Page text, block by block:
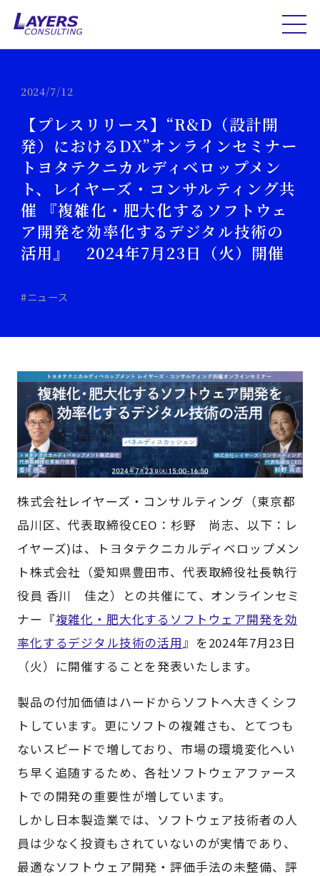
2024/7/12
【プレスリリース】“R&D（設計開
発）におけるDX”オンラインセミナー
トヨタテクニカルディベロップメン
ト、レイヤーズ・コンサルティング共
催 『複雑化・肥大化するソフトウェ
ア開発を効率化するデジタル技術の
活用』 2024年7月23日（火）開催
#ニュース
株式会社レイヤーズ・コンサルティング（東京都
品川区、代表取締役CEO：杉野 尚志、以下：レ
イヤーズ)は、トヨタテクニカルディベロップメン
ト株式会社（愛知県豊田市、代表取締役社長執行
役員 香川 佳之）との共催にて、オンラインセミ
ナー『複雑化・肥大化するソフトウェア開発を効
率化するデジタル技術の活用』を2024年7月23日
（火）に開催することを発表いたします。
製品の付加価値はハードからソフトへ大きくシフ
トしています。更にソフトの複雑さも、とてつも
ないスピードで増しており、市場の環境変化へい
ち早く追随するため、各社ソフトウェアファース
トでの開発の重要性が増しています。
しかし日本製造業では、ソフトウェア技術者の人
員は少なく投資もされていないのが実情であり、
最適なソフトウェア開発・評価手法の未整備、評